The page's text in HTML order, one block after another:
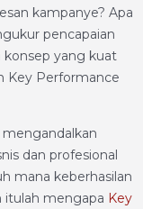
kampanye? Apa
pencapaian
konsep yang kuat
Key Performance
dan profesional
mana keberhasilan
itulah mengapa Key